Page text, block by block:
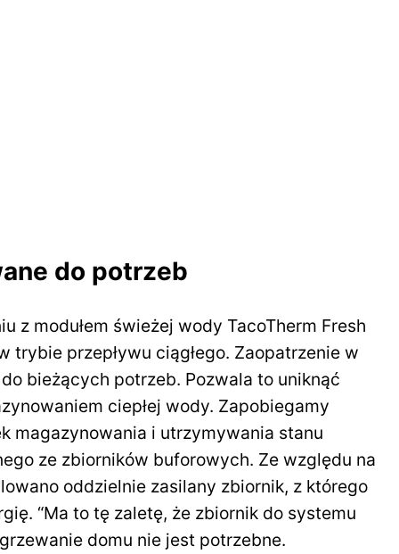
do potrzeb
z modułem świeżej wody TacoTherm Fresh
przepływu ciągłego. Zaopatrzenie w
bieżących potrzeb. Pozwala to uniknąć
ciepłej wody. Zapobiegamy
magazynowania i utrzymywania stanu
ze zbiorników buforowych. Ze względu na
oddzielnie zasilany zbiornik, z którego
“Ma to tę zaletę, że zbiornik do systemu
domu nie jest potrzebne.